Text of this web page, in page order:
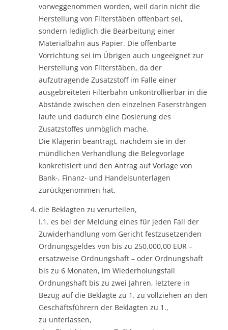
vorweggenommen worden, weil darin nicht die
Herstellung von Filterstäben offenbart sei,
sondern lediglich die Bearbeitung einer
Materialbahn aus Papier. Die offenbarte
Vorrichtung sei im Übrigen auch ungeeignet zur
Herstellung von Filterstäben, da der
aufzutragende Zusatzstoff im Falle einer
ausgebreiteten Filterbahn unkontrollierbar in die
Abstände zwischen den einzelnen Fasersträngen
laufe und dadurch eine Dosierung des
Zusatzstoffes unmöglich mache.
Die Klägerin beantragt, nachdem sie in der
mündlichen Verhandlung die Belegvorlage
konkretisiert und den Antrag auf Vorlage von
Bank-, Finanz- und Handelsunterlagen
zurückgenommen hat,
die Beklagten zu verurteilen,
I.1. es bei der Meldung eines für jeden Fall der
Zuwiderhandlung vom Gericht festzusetzenden
Ordnungsgeldes von bis zu 250.000,00 EUR –
ersatzweise Ordnungshaft – oder Ordnungshaft
bis zu 6 Monaten, im Wiederholungsfall
Ordnungshaft bis zu zwei Jahren, letztere in
Bezug auf die Beklagte zu 1. zu vollziehen an den
Geschäftsführern der Beklagten zu 1.,
zu unterlassen,